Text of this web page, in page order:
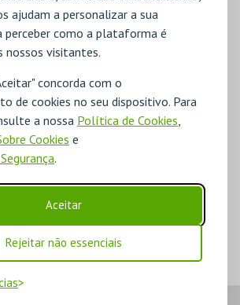
ajudam a personalizar a sua
perceber como a plataforma é
nossos visitantes.
concorda com o
de cookies no seu dispositivo. Para
a nossa Política de Cookies
Cookies e
.
Aceitar
Rejeitar não essenciais